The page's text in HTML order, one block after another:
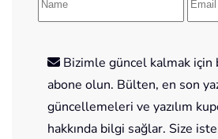
Bizimle güncel kalmak için
abone olun. Bülten, en son
güncellemeleri ve yazılım
hakkında bilgi sağlar. Size